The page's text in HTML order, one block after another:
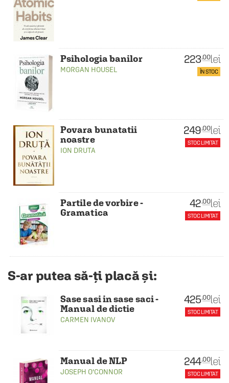
Psihologia banilor
MORGAN HOUSEL
223.00lei
ÎN STOC
Povara bunatatii
noastre
ION DRUTA
249.00lei
STOC LIMITAT
Partile de vorbire -
Gramatica
42.00lei
STOC LIMITAT
S-ar putea să-ți placă și:
Sase sasi in sase saci -
Manual de dictie
CARMEN IVANOV
425.00lei
STOC LIMITAT
Manual de NLP
JOSEPH O'CONNOR
244.00lei
STOC LIMITAT